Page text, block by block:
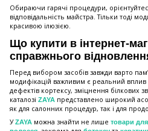
Обираючи гарячі процедури,
відповідальність майстра. Тільки тоді
красивою ілюзією.
Що купити в інтернет-
справжнього
Перед вибором засобів завжди варто
модифікацій важливим є реальний
дефектів кортексу, зміцнення білкових
каталозі ZAYA представлено широкий
як для салонних процедур, так і для
УZAYA можна знайти не лише товари